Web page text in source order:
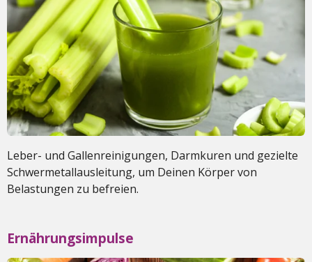
Leber- und Gallenreinigungen, Darmkuren und gezielte
Schwermetallausleitung, um Deinen Körper von
Belastungen zu befreien.
Ernährungsimpulse